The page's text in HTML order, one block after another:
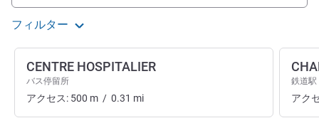
フィルター
CENTRE HOSPITALIER
バス停留所
アクセス: 500 m / 0.31 mi
鉄道駅
アク